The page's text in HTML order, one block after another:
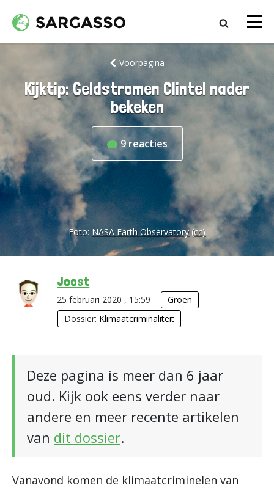
Voorpagina
Kijktip: Geldstromen Clintel nader
bekeken
9reacties
Foto: NASA Earth Observatory (cc)
Joost
25 februari 2020 , 15:59
Groen
Dossier: Klimaatcriminaliteit
Deze pagina is meer dan 6 jaar
oud. Kijk ook eens verder naar
andere en meer recente artikelen
van dit dossier.
Vanavond komen de klimaatcriminelen van